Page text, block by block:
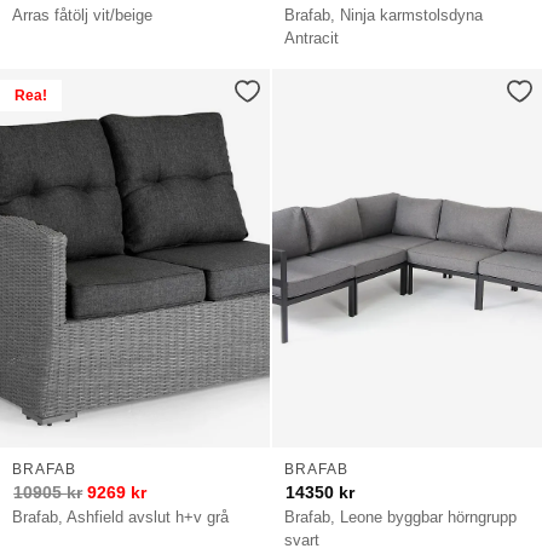
Arras fåtölj vit/beige
Brafab, Ninja karmstolsdyna
Antracit
Rea!
Brafab, Ashfield avslut h+v grå
BRAFAB
10905kr 9269 kr
Brafab, Leone byggbar hörngrupp
svart
BRAFAB
14350 kr